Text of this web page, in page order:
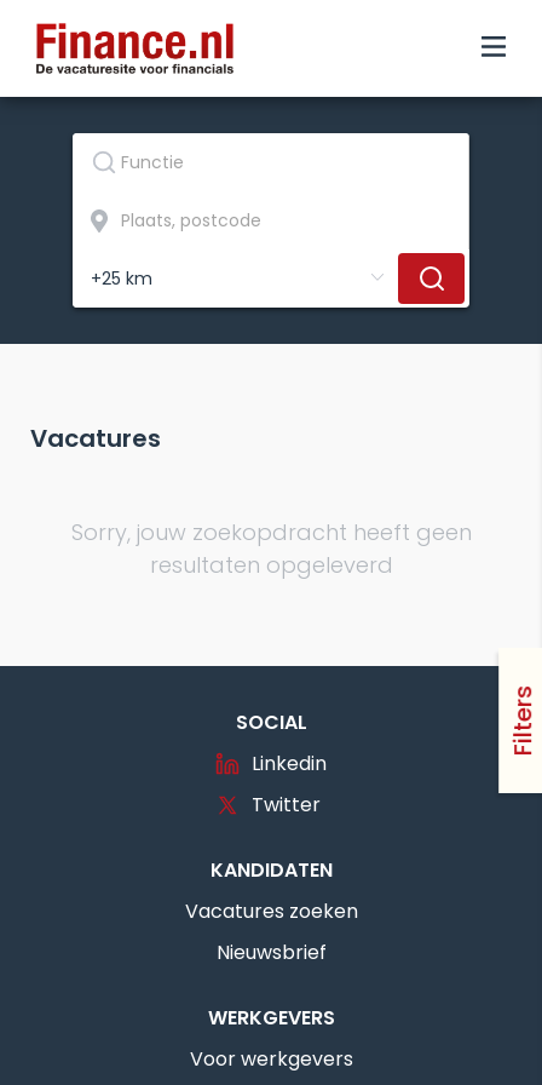
Filters
Vacatures
Sorry, jouw zoekopdracht heeft geen
resultaten opgeleverd
SOCIAL
Linkedin
Twitter
KANDIDATEN
Vacatures zoeken
Nieuwsbrief
WERKGEVERS
Voor werkgevers